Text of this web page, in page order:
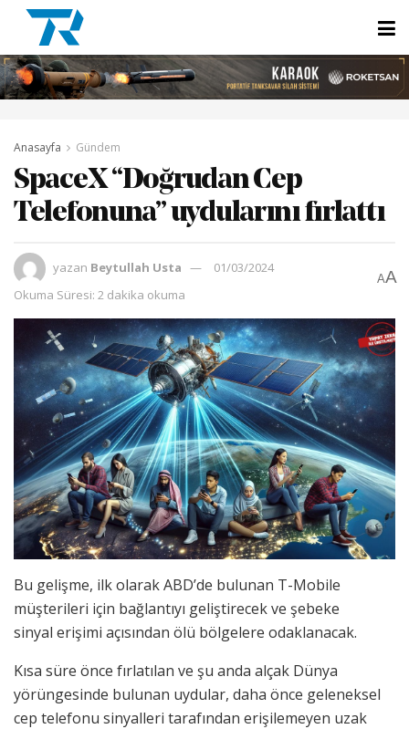
Anasayfa Gündem
SpaceX “Doğrudan Cep
Telefonuna” uydularını fırlattı
yazan Beytullah Usta
01/03/2024
Okuma Süresi: 2 dakika okuma
AA
Bu gelişme, ilk olarak ABD’de bulunan T-Mobile
müşterileri için bağlantıyı geliştirecek ve şebeke
sinyal erişimi açısından ölü bölgelere odaklanacak.
Kısa süre önce fırlatılan ve şu anda alçak Dünya
yörüngesinde bulunan uydular, daha önce geleneksel
cep telefonu sinyalleri tarafından erişilemeyen uzak